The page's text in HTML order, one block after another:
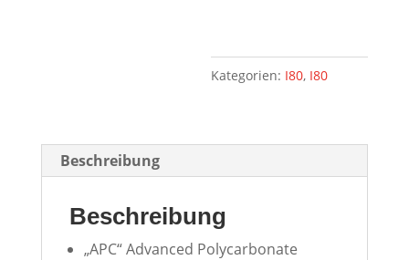
Kategorien: I80, I80
Beschreibung
Beschreibung
„APC“ Advanced Polycarbonate